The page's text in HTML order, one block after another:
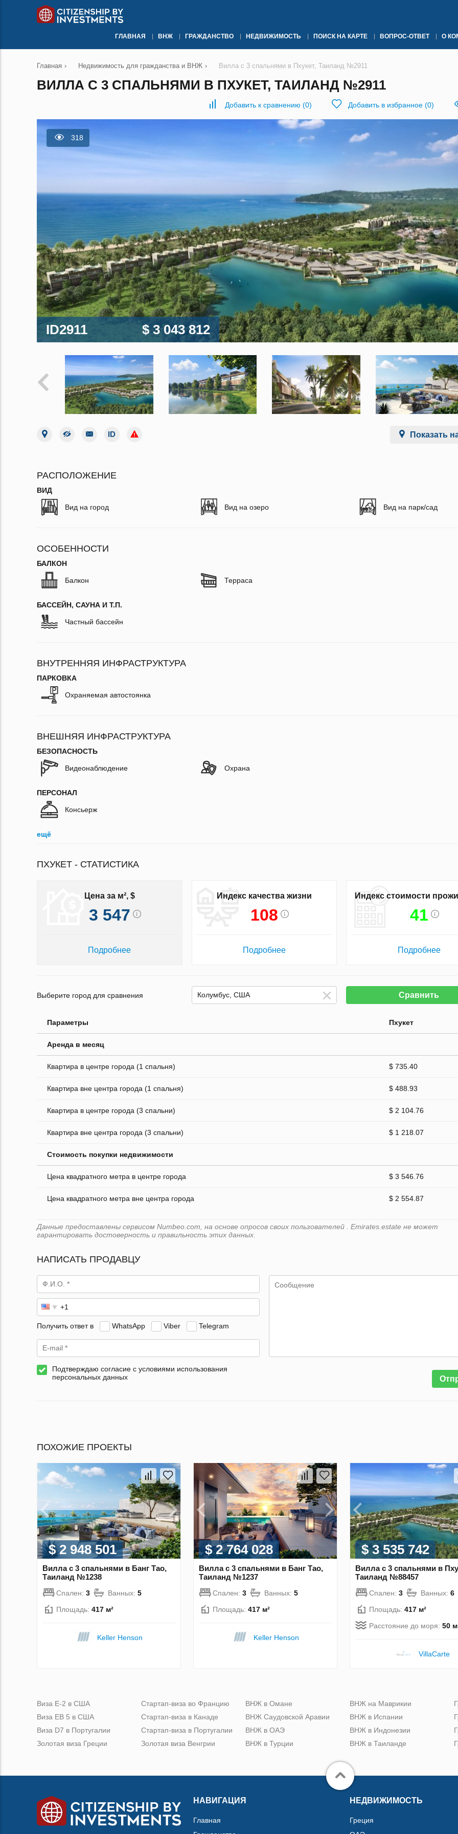
ГЛАВНАЯ ВНЖ ГРАЖДАНСТВО НЕДВИЖИМОСТЬ ПОИСК НА КАРТЕ ВОПРОС-ОТВЕТ О
Главная › Недвижимость для гражданства и ВНЖ › Вилла с 3 спальнями в Пхукет, Таиланд №2911
ВИЛЛА С 3 СПАЛЬНЯМИ В ПХУКЕТ, ТАИЛАНД №2911
Добавить к сравнению (0) Добавить в избранное (0)
318
ID2911 $ 3 043 812
Показать
РАСПОЛОЖЕНИЕ
ВИД
Вид на город Вид на озеро Вид на парк/сад
ОСОБЕННОСТИ
БАЛКОН
Балкон Терраса
БАССЕЙН, САУНА И Т.П.
Частный бассейн
ВНУТРЕННЯЯ ИНФРАСТРУКТУРА
ПАРКОВКА
Охраняемая автостоянка
ВНЕШНЯЯ ИНФРАСТРУКТУРА
БЕЗОПАСНОСТЬ
Видеонаблюдение Охрана
ПЕРСОНАЛ
Консьерж
ещё
ПХУКЕТ - СТАТИСТИКА
Цена за м², $
3 547
Подробнее
Индекс качества жизни
108
Подробнее
Индекс стоимости
41
Подробнее
Выберите город для сравнения Сравнить
Параметры Пхукет
Аренда в месяц
Квартира в центре города (1 спальня) $ 735.40
Квартира вне центра города (1 спальня) $ 488.93
Квартира в центре города (3 спальни) $ 2 104.76
Квартира вне центра города (3 спальни) $ 1 218.07
Стоимость покупки недвижимости
Цена квадратного метра в центре города $ 3 546.76
Цена квадратного метра вне центра города $ 2 554.87
Данные предоставлены сервисом Numbeo.com, на основе опросов своих пользователей . Emirates.estate не может
гарантировать достоверность и правильность этих данных.
НАПИСАТЬ ПРОДАВЦУ
Получить ответ в WhatsApp Viber Telegram
Подтверждаю согласие с условиями использования
персональных данных
ПОХОЖИЕ ПРОЕКТЫ
$ 2 948 501
Вилла с 3 спальнями в Банг Тао,
Таиланд №1238
Спален: 3 Ванных: 5
Площадь: 417 м²
Keller Henson
$ 2 764 028
Вилла с 3 спальнями в Банг Тао,
Таиланд №1237
Спален: 3 Ванных: 5
Площадь: 417 м²
Keller Henson
$ 3 535 742
Вилла с 3 спальнями в
Таиланд №88457
Спален: 3 Ванных: 6
Площадь: 417 м²
Расстояние до моря: 50 м
VillaСarte
Виза Е-2 в США
Виза ЕВ 5 в США
Виза D7 в Португалии
Золотая виза Греции
Стартап-виза во Францию
Стартап-виза в Канаде
Стартап-виза в Португалии
Золотая виза Венгрии
ВНЖ в Омане
ВНЖ Саудовской Аравии
ВНЖ в ОАЭ
ВНЖ в Турции
ВНЖ на Маврикии
ВНЖ в Испании
ВНЖ в Индонезии
ВНЖ в Таиланде
НАВИГАЦИЯ
Главная
НЕДВИЖИМОСТЬ
Греция